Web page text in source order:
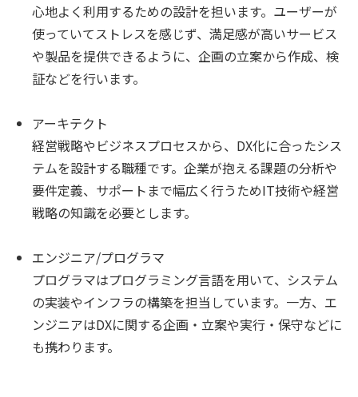
心地よく利用するための設計を担います。ユーザーが
使っていてストレスを感じず、満足感が高いサービス
や製品を提供できるように、企画の立案から作成、検
証などを行います。
アーキテクト
経営戦略やビジネスプロセスから、DX化に合ったシス
テムを設計する職種です。企業が抱える課題の分析や
要件定義、サポートまで幅広く行うためIT技術や経営
戦略の知識を必要とします。
エンジニア/プログラマ
プログラマはプログラミング言語を用いて、システム
の実装やインフラの構築を担当しています。一方、エ
ンジニアはDXに関する企画・立案や実行・保守などに
も携わります。